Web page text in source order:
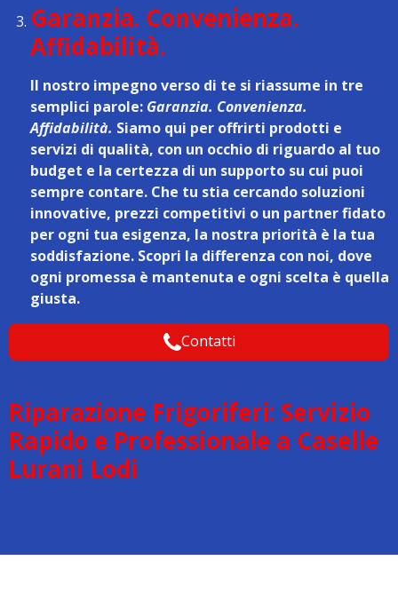
Garanzia. Convenienza.
Affidabilità.
Il nostro impegno verso di te si riassume in tre
semplici parole: Garanzia. Convenienza.
Affidabilità. Siamo qui per offrirti prodotti e
servizi di qualità, con un occhio di riguardo al tuo
budget e la certezza di un supporto su cui puoi
sempre contare. Che tu stia cercando soluzioni
innovative, prezzi competitivi o un partner fidato
per ogni tua esigenza, la nostra priorità è la tua
soddisfazione. Scopri la differenza con noi, dove
ogni promessa è mantenuta e ogni scelta è quella
giusta.
Contatti
Riparazione Frigoriferi: Servizio
Rapido e Professionale a Caselle
Lurani Lodi